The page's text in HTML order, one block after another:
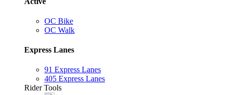
OC Bike
OC Walk
Express Lanes
91 Express Lanes
405 Express Lanes
Rider Tools